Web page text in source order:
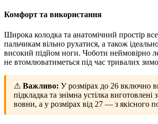
Комфорт та використання
Широка колодка та анатомічний простір
пальчикам вільно рухатися, а також
високий підйом ноги. Чоботи неймовірно
не втомлюватиметься під час тривалих
⚠ Важливо: У розмірах до 26 включно
підкладка та знімна устілка виготовлені
вовни, а у розмірах від 27 — з якісного